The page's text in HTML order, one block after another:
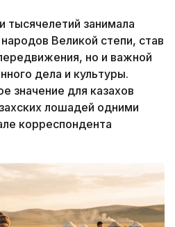
занимала
Великой степи, став
но и важной
дела и культуры.
значение для казахов
лошадей одними
корреспондента